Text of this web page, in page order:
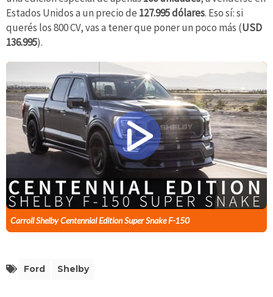
Estados Unidos a un precio de 127.995 dólares. Eso sí: si
querés los 800 CV, vas a tener que poner un poco más (USD
136.995).
Carroll Shelby Centennial Edition Super Snake F-150
Ford Shelby